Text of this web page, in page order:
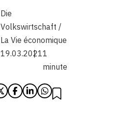
Die
Volkswirtschaft /
La Vie économique
19.03.20211
minute